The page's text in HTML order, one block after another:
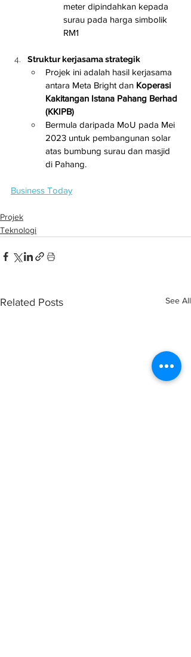
meter dipindahkan kepada
surau pada harga simbolik
RM1
Struktur kerjasama strategik
Projek ini adalah hasil kerjasama
antara Meta Bright dan Koperasi
Kakitangan Istana Pahang Berhad
(KKIPB)
Bermula daripada MoU pada Mei
2023 untuk pembangunan solar
atas bumbung surau dan masjid
di Pahang.
Business Today
Projek
Teknologi
Related Posts See All